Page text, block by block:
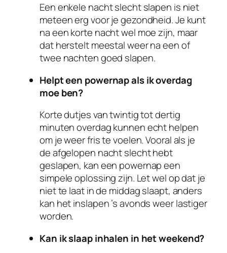
Een enkele nacht slecht slapen is niet
meteen erg voor je gezondheid. Je kunt
na een korte nacht wel moe zijn, maar
dat herstelt meestal weer na een of
twee nachten goed slapen.
Helpt een powernap als ik overdag
moe ben?
Korte dutjes van twintig tot dertig
minuten overdag kunnen echt helpen
om je weer fris te voelen. Vooral als je
de afgelopen nacht slecht hebt
geslapen, kan een powernap een
simpele oplossing zijn. Let wel op dat je
niet te laat in de middag slaapt, anders
kan het inslapen ’s avonds weer lastiger
worden.
Kan ik slaap inhalen in het weekend?